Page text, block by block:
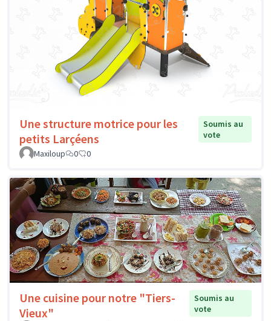
Une structure motrice pour les
petits Larçéens
Soumis au
vote
Maxiloup
0 0
Une cuisine pour notre "Tiers-
Vieux"
Soumis au
vote